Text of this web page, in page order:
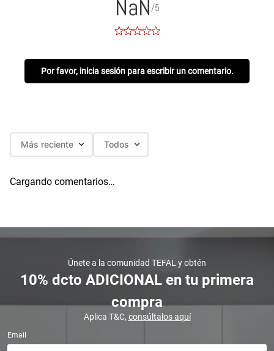
NaN/5
Por favor, inicia sesión para escribir un comentario.
Más reciente Todos
Cargando comentarios…
Únete a la comunidad TEFAL y obtén
10% dcto ADICIONAL en tu primera
compra
Aplica T&C, consúltalos aquí
Email